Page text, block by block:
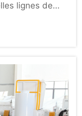
lignes de
production de
200 mm, 250